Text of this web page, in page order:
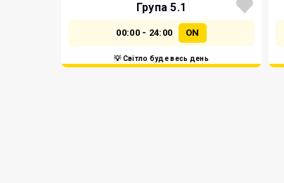
Група 5.1
00:00 - 24:00 ON
💡 Світло буде весь день